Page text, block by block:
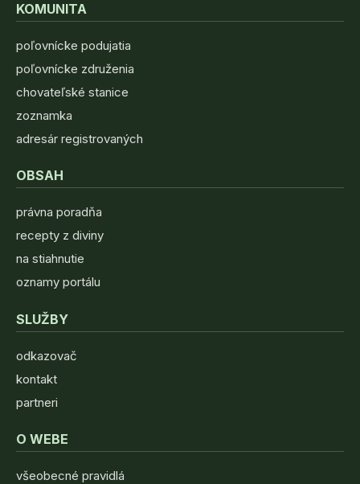
KOMUNITA
poľovnícke podujatia
poľovnícke združenia
chovateľské stanice
zoznamka
adresár registrovaných
OBSAH
právna poradňa
recepty z diviny
na stiahnutie
oznamy portálu
SLUŽBY
odkazovač
kontakt
partneri
O WEBE
všeobecné pravidlá